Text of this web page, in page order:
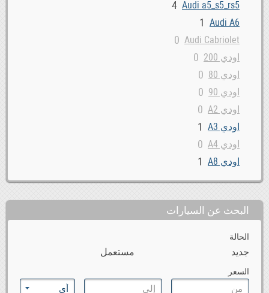
Audi a5_s5_rs5
4
Audi A6
1
Audi Cabriolet
0
اودي 200 0
اودي 80 0
اودي 90 0
اودي A2 0
اودي A3 1
اودي A4 0
اودي A8 1
اودي Allroad 0
اودي Q5 3
اودي Q7
اودي R8
اودي RS6 0
البحث عن السيارات
الحالة
جديد مستعمل
السعر